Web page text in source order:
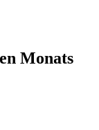
Monats